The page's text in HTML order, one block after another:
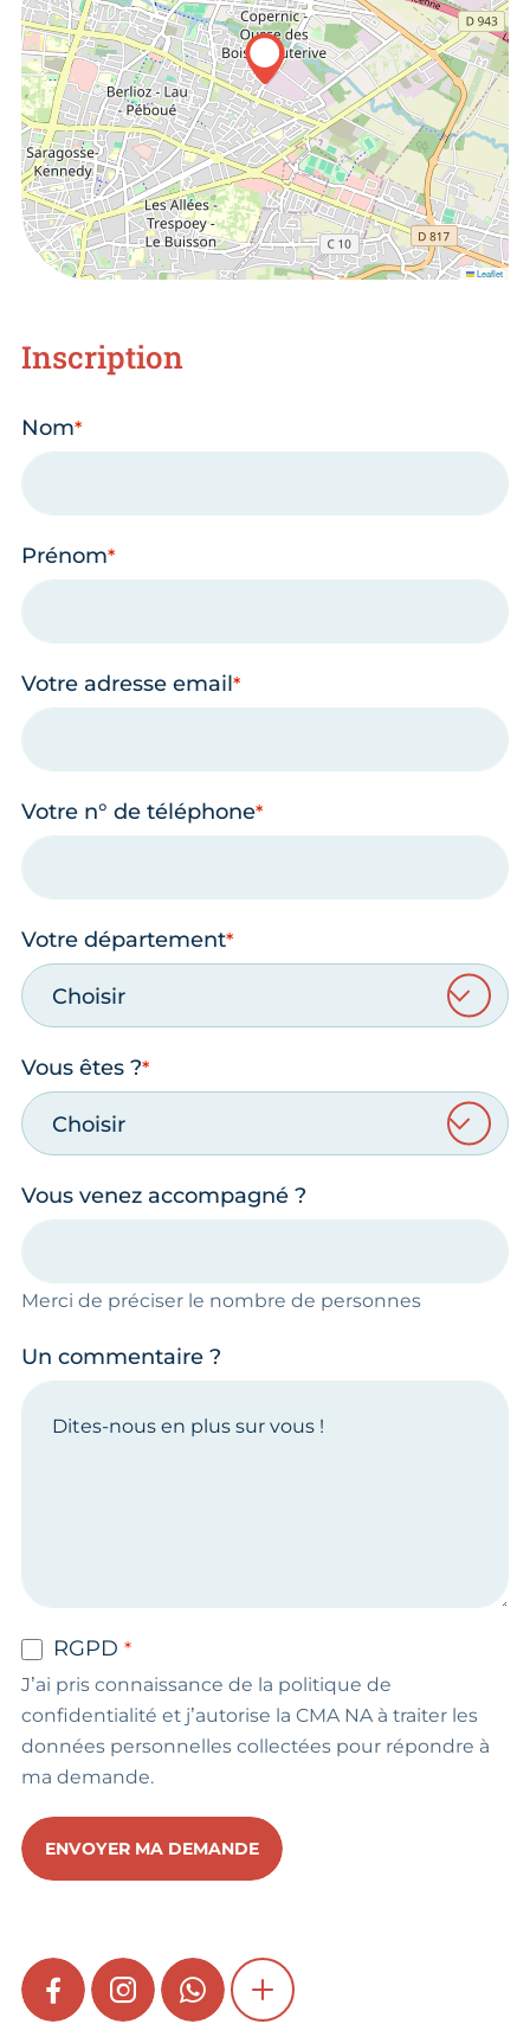
Leaflet
Inscription
Nom
Prénom
Votre adresse email
Votre n° de téléphone
Votre département
Choisir
Vous êtes ?
Choisir
Vous venez accompagné ?
Merci de préciser le nombre de personnes
Un commentaire ?
RGPD
J’ai pris connaissance de la politique de
confidentialité et j’autorise la CMA NA à traiter les
données personnelles collectées pour répondre à
ma demande.
ENVOYER MA DEMANDE
FACEBOOKINSTAGRAMWHATSAPPSHOW MORE